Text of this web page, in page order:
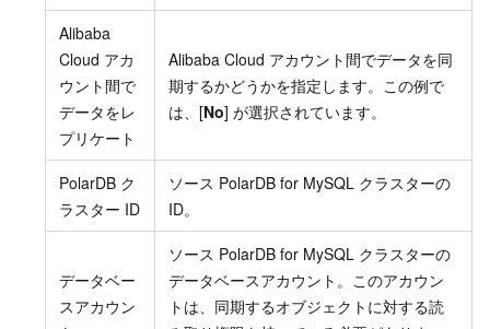
Alibaba
Cloud アカ
ウント間で
データをレ
プリケート
Alibaba Cloud アカウント間でデータを同
期するかどうかを指定します。この例で
は、[No] が選択されています。
PolarDB ク
ラスター ID
ソース PolarDB for MySQL クラスターの
ID。
データベー
スアカウン
ソース PolarDB for MySQL クラスターの
データベースアカウント。このアカウン
トは、同期するオブジェクトに対する読